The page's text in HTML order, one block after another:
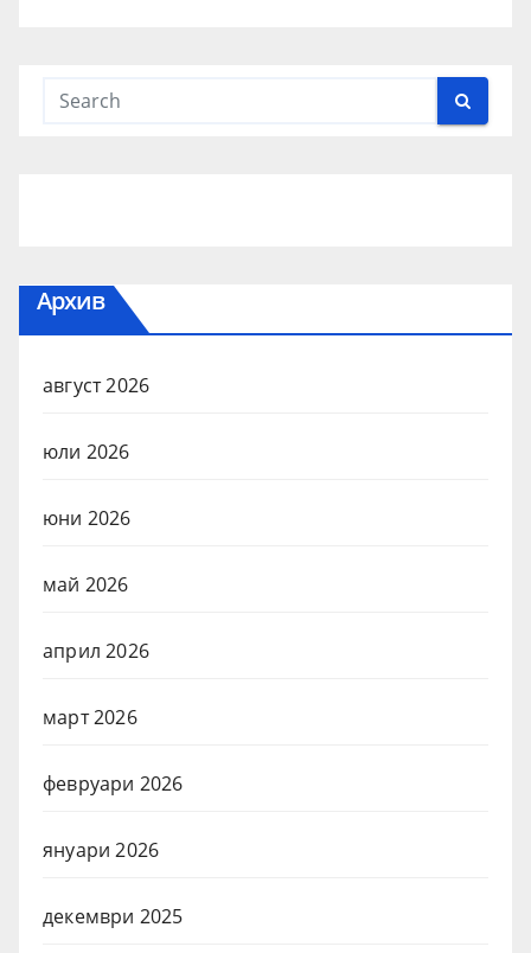
Архив
август 2026
юли 2026
юни 2026
май 2026
април 2026
март 2026
февруари 2026
януари 2026
декември 2025